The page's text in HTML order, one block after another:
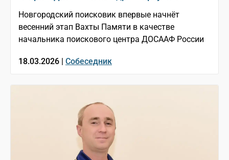
Новгородский поисковик впервые начнёт
весенний этап Вахты Памяти в качестве
начальника поискового центра ДОСААФ России
18.03.2026 | Собеседник